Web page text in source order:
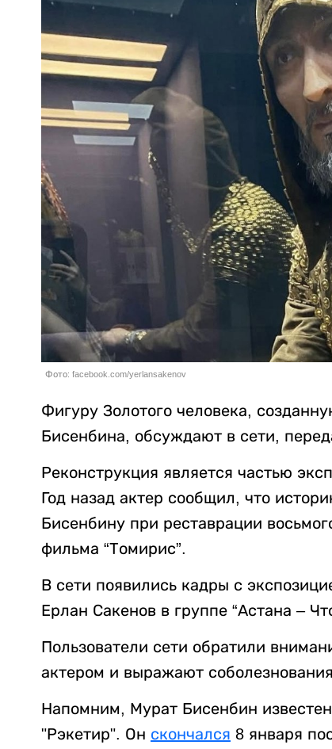
Фото: facebook.com/yerlansakenov
Фигуру Золотого человека,
Бисенбина, обсуждают в сети,
Реконструкция является частью
Год назад актер сообщил, что
Бисенбину при реставрации
фильма “Томирис”.
В сети появились кадры с
Ерлан Сакенов в группе “Астана –
Пользователи сети обратили
актером и выражают
Напомним, Мурат Бисенбин
"Рэкетир". Он скончался 8 января